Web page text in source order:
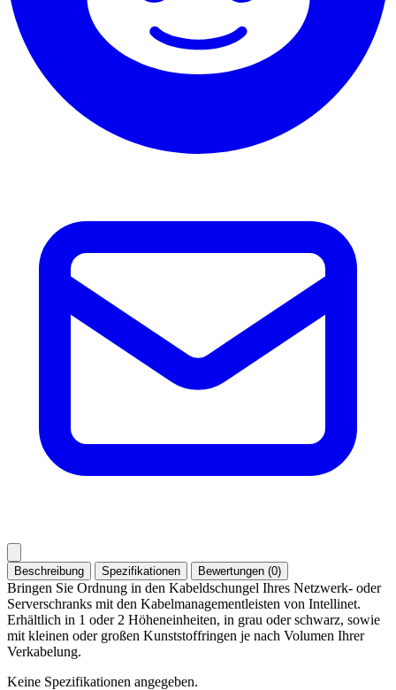
Beschreibung Spezifikationen Bewertungen (0)
Bringen Sie Ordnung in den Kabeldschungel Ihres Netzwerk- oder
Serverschranks mit den Kabelmanagementleisten von Intellinet.
Erhältlich in 1 oder 2 Höheneinheiten, in grau oder schwarz, sowie
mit kleinen oder großen Kunststoffringen je nach Volumen Ihrer
Verkabelung.
Keine Spezifikationen angegeben.